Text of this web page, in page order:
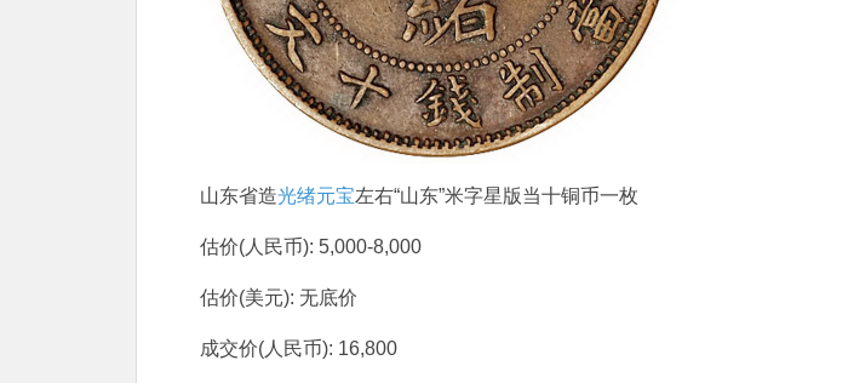
山东省造光绪元宝左右“山东”米字星版当十铜币一枚
估价(人民币): 5,000-8,000
估价(美元): 无底价
成交价(人民币): 16,800